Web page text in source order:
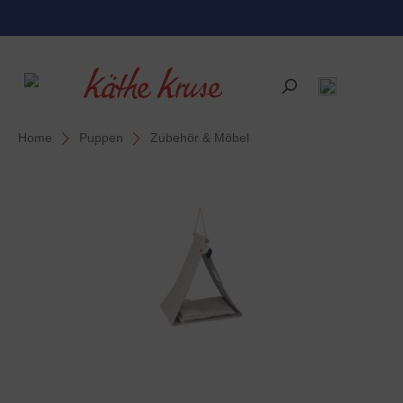
Home Puppen Zubehör & Möbel